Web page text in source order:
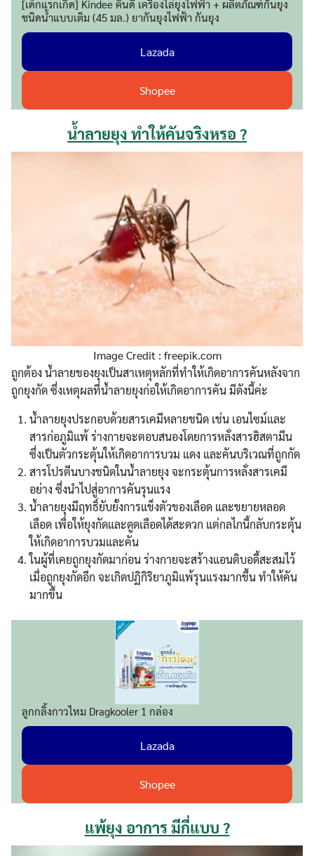
[เด็กแรกเกิด] Kindee คินดี้ เครื่องไล่ยุงไฟฟ้า + ผลิตภัณฑ์กันยุง
ชนิดน้ำแบบเติม (45 มล.) ยากันยุงไฟฟ้า กันยุง
Lazada
Shopee
น้ำลายยุง ทำให้คันจริงหรอ ?
Image Credit : freepik.com
ถูกต้อง น้ำลายของยุงเป็นสาเหตุหลักที่ทำให้เกิดอาการคันหลังจาก
ถูกยุงกัด ซึ่งเหตุผลที่น้ำลายยุงก่อให้เกิดอาการคัน มีดังนี้ค่ะ
น้ำลายยุงประกอบด้วยสารเคมีหลายชนิด เช่น เอนไซม์และ
สารก่อภูมิแพ้ ร่างกายจะตอบสนองโดยการหลั่งสารฮิสตามีน
ซึ่งเป็นตัวกระตุ้นให้เกิดอาการบวม แดง และคันบริเวณที่ถูกกัด
สารโปรตีนบางชนิดในน้ำลายยุง จะกระตุ้นการหลั่งสารเคมี
อย่าง ซึ่งนำไปสู่อาการคันรุนแรง
น้ำลายยุงมีฤทธิ์ยับยั้งการแข็งตัวของเลือด และขยายหลอด
เลือด เพื่อให้ยุงกัดและดูดเลือดได้สะดวก แต่กลไกนี้กลับกระตุ้น
ให้เกิดอาการบวมและคัน
ในผู้ที่เคยถูกยุงกัดมาก่อน ร่างกายจะสร้างแอนติบอดี้สะสมไว้
เมื่อถูกยุงกัดอีก จะเกิดปฏิกิริยาภูมิแพ้รุนแรงมากขึ้น ทำให้คัน
มากขึ้น
ลูกกลิ้งกาวไหม Dragkooler 1 กล่อง
Lazada
Shopee
แพ้ยุง อาการ มีกี่แบบ ?